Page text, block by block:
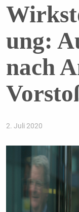
ung:
nach
2. Juli 2020